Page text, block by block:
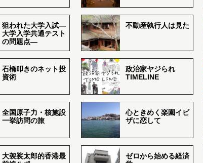
狙われた大学入試―
大学入学共通テスト
の問題点―
不動産執行人は見た
石橋叩きのネット投
資術
政治家ヤジられ
TIMELINE
全国原子力・核施設
一挙訪問の旅
心ときめく楽園イビ
ザに恋して
大袈裟太郎的香港最
ゼロから始める経済